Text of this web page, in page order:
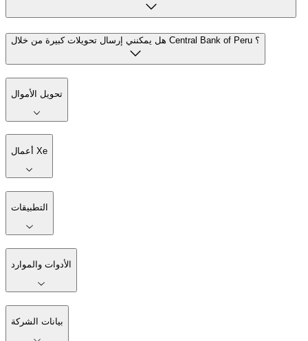
هل يمكنني إرسال تحويلات كبيرة من خلال Central Bank of Peru ؟
تحويل الأموال
أعمال Xe
التطبيقات
الأدوات والموارد
بيانات الشركة